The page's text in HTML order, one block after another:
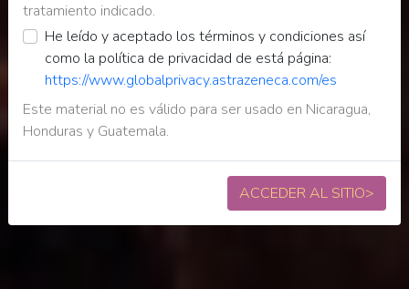
tratamiento indicado.
He leído y aceptado los términos y condiciones así
como la política de privacidad de está página:
https://www.globalprivacy.astrazeneca.com/es
Este material no es válido para ser usado en Nicaragua,
Honduras y Guatemala.
ACCEDER AL SITIO>